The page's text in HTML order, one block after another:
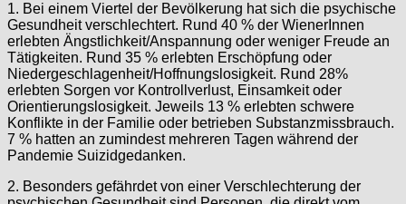
1. Bei einem Viertel der Bevölkerung hat sich die psychische
Gesundheit verschlechtert. Rund 40 % der WienerInnen
erlebten Ängstlichkeit/Anspannung oder weniger Freude an
Tätigkeiten. Rund 35 % erlebten Erschöpfung oder
Niedergeschlagenheit/Hoffnungslosigkeit. Rund 28%
erlebten Sorgen vor Kontrollverlust, Einsamkeit oder
Orientierungslosigkeit. Jeweils 13 % erlebten schwere
Konflikte in der Familie oder betrieben Substanzmissbrauch.
7 % hatten an zumindest mehreren Tagen während der
Pandemie Suizidgedanken.
2. Besonders gefährdet von einer Verschlechterung der